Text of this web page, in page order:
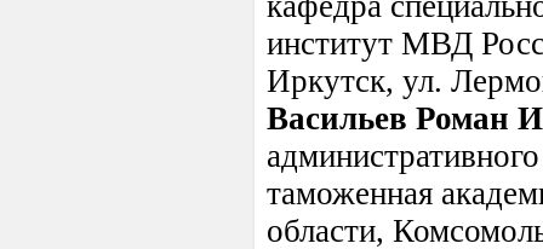
институт МВД
Иркутск, ул.
Васильев Роман
таможенная
области,